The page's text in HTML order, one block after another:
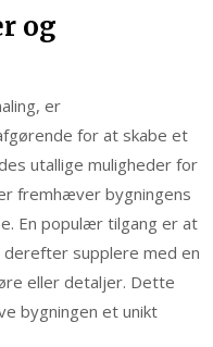
og
er
for at skabe et
utallige muligheder for
fremhæver bygningens
En populær tilgang er at
supplere med en
eller detaljer. Dette
bygningen et unikt